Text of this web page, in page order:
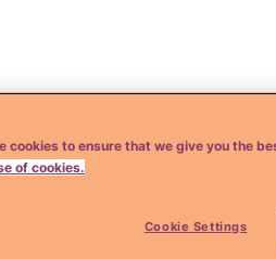
cookies to ensure that we give you the
of cookies.
Cookie Settings